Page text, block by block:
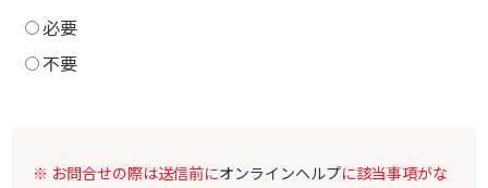
必要
不要
※ お問合せの際は送信前にオンラインヘルプに該当事項がな